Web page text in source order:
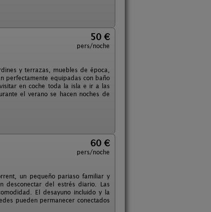
50 €
pers/noche
y terrazas, muebles de época,
perfectamente equipadas con baño
en coche toda la isla e ir a las
el verano se hacen noches de
60 €
pers/noche
un pequeño pariaso familiar y
desconectar del estrés diario. Las
El desayuno incluido y la
pueden permanecer conectados